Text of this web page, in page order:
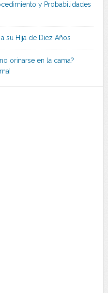
y Probabilidades
su Hija de Diez Años
orinarse en la cama?